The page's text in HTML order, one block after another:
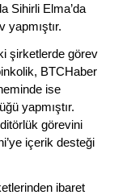
Sihirli Elma’da
yapmıştır.
şirketlerde görev
BTCHaber
ise
yapmıştır.
görevini
içerik desteği
ibaret